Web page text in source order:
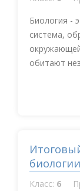
Биология -
система,
обитают
биологии
Класс: 6